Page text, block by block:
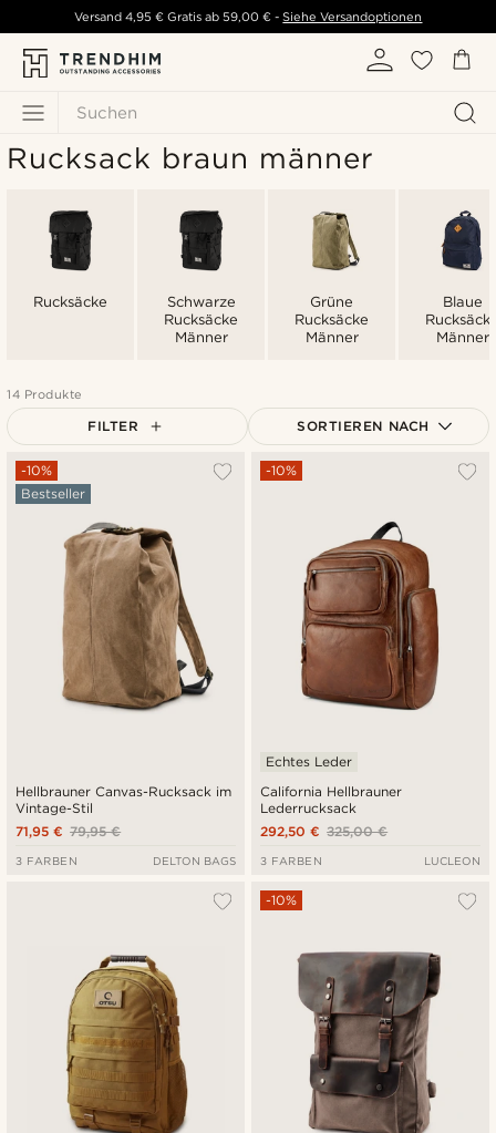
Suchen
Versand 4,95 € Gratis ab 59,00 € - Siehe Versandoptionen
Rucksack braun männer
Rucksäcke
Schwarze
Rucksäcke
Männer
Grüne
Rucksäcke
Männer
Blaue
Männer
14 Produkte
FILTER SORTIEREN NACH
Am Beliebtesten
Niedrigster Preis
Höchster Preis
Hellbrauner Canvas-Rucksack im
Vintage-Stil
-10%
Bestseller
79,95 €
71,95 €
3 FARBEN DELTON BAGS
California Hellbrauner
Lederrucksack
-10%
Echtes Leder
325,00 €
292,50 €
3 FARBEN LUCLEON
-10%